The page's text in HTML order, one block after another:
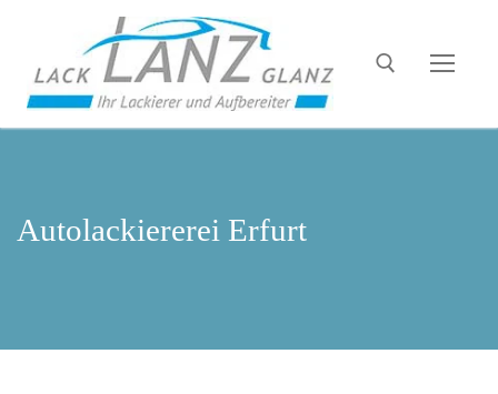
Autolackiererei Erfurt